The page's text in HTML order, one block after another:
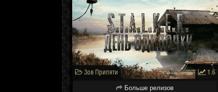
Зов Припяти 1.6
Больше релизов